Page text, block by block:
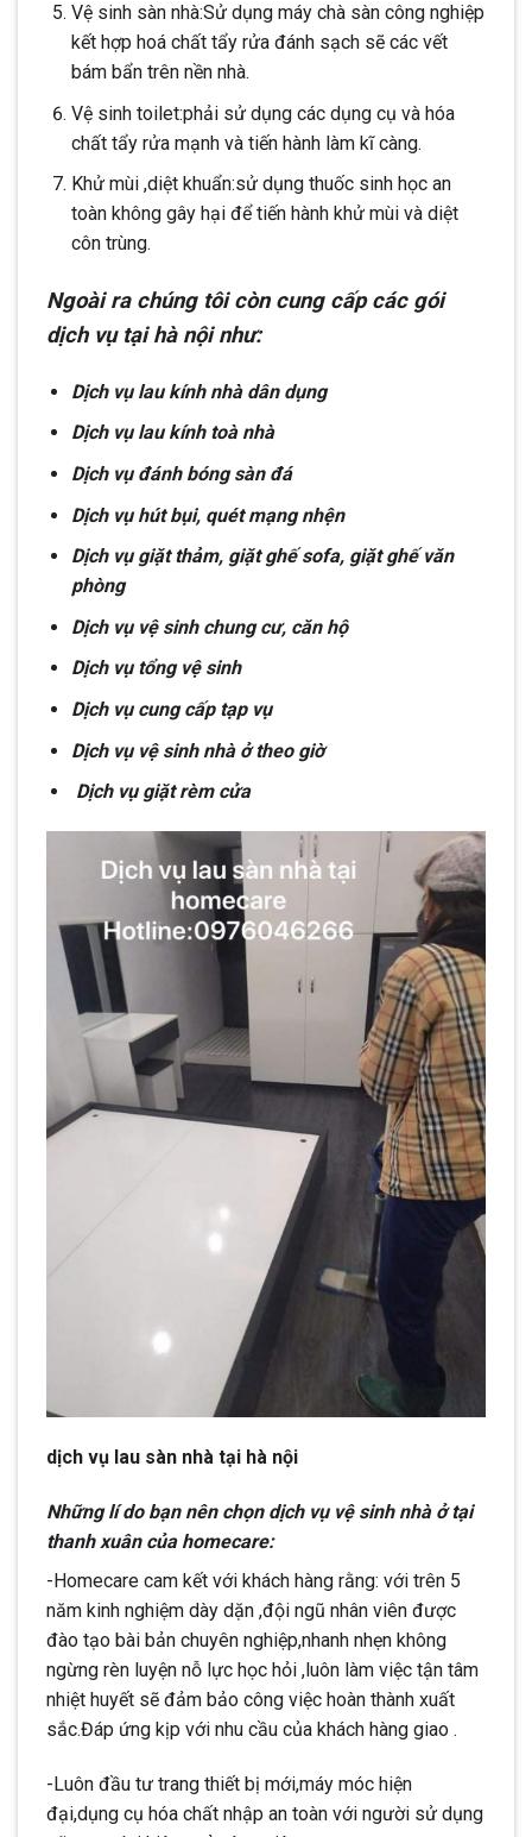
Vệ sinh sàn nhà:Sử dụng máy chà sàn công nghiệp
kết hợp hoá chất tẩy rửa đánh sạch sẽ các vết
bám bẩn trên nền nhà.
Vệ sinh toilet:phải sử dụng các dụng cụ và hóa
chất tẩy rửa mạnh và tiến hành làm kĩ càng.
Khử mùi ,diệt khuẩn:sử dụng thuốc sinh học an
toàn không gây hại để tiến hành khử mùi và diệt
côn trùng.
Ngoài ra chúng tôi còn cung cấp các gói
dịch vụ tại hà nội như:
Dịch vụ lau kính nhà dân dụng
Dịch vụ lau kính toà nhà
Dịch vụ đánh bóng sàn đá
Dịch vụ hút bụi, quét mạng nhện
Dịch vụ giặt thảm, giặt ghế sofa, giặt ghế văn
phòng
Dịch vụ vệ sinh chung cư, căn hộ
Dịch vụ tổng vệ sinh
Dịch vụ cung cấp tạp vụ
Dịch vụ vệ sinh nhà ở theo giờ
Dịch vụ giặt rèm cửa
dịch vụ lau sàn nhà tại hà nội
Những lí do bạn nên chọn dịch vụ vệ sinh nhà ở tại
thanh xuân của homecare:
-Homecare cam kết với khách hàng rằng: với trên 5
năm kinh nghiệm dày dặn ,đội ngũ nhân viên được
đào tạo bài bản chuyên nghiệp,nhanh nhẹn không
ngừng rèn luyện nỗ lực học hỏi ,luôn làm việc tận tâm
nhiệt huyết sẽ đảm bảo công việc hoàn thành xuất
sắc.Đáp ứng kịp với nhu cầu của khách hàng giao .
-Luôn đầu tư trang thiết bị mới,máy móc hiện
đại,dụng cụ hóa chất nhập an toàn với người sử dụng